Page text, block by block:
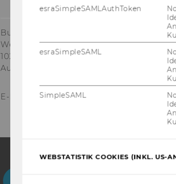
Building EA, 1.034
Welthandelsplatz 1
1020
Vienna
Austria
E-Mail: star@wu.ac.at
esraSimpleSAMLAuthToken
esraSimpleSAML
SimpleSAML
WEBSTATISTIK COOKIES (INKL. US-